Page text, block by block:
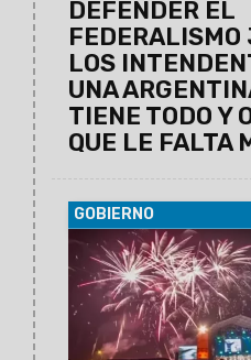
DEFENDER EL
FEDERALISMO
LOS
UNA
TIENE TODO Y
QUE LE FALTA
GOBIERNO
06/08/2026 La
se llevará a cabo este
agosto, a las 11:30, en el
América de Salta.